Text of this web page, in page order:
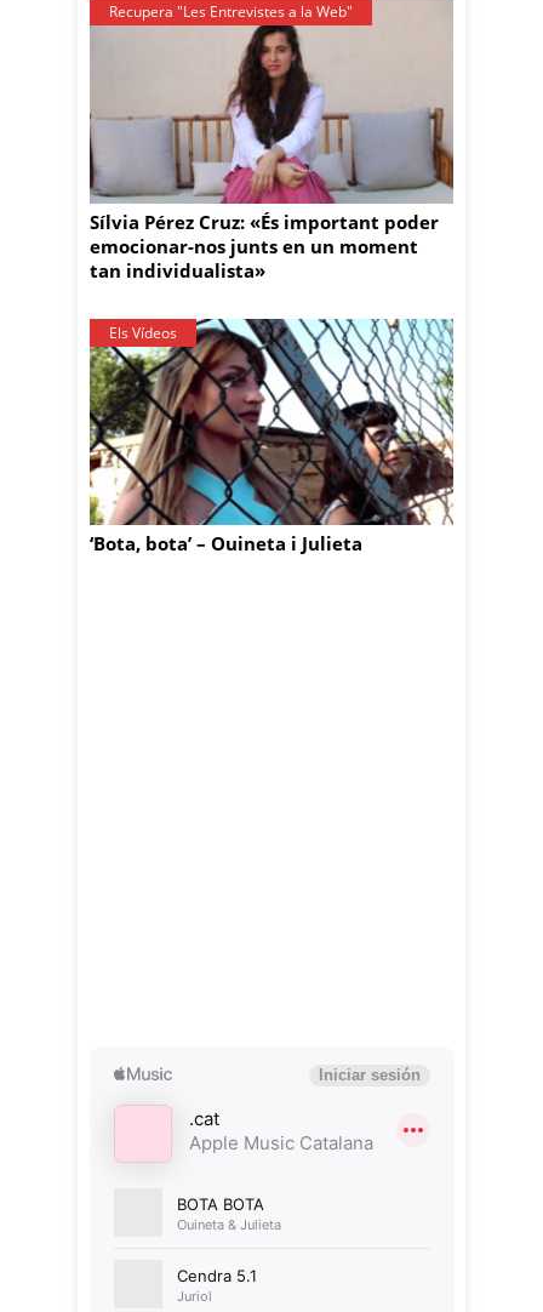
Recupera "Les Entrevistes a la Web"
Sílvia Pérez Cruz: «És important poder
emocionar-nos junts en un moment
tan individualista»
Els Vídeos
‘Bota, bota’ – Ouineta i Julieta